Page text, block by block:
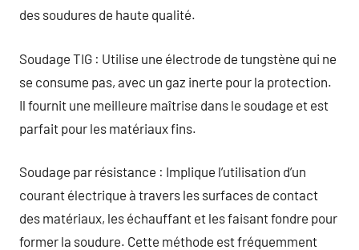
des soudures de haute qualité.
Soudage TIG : Utilise une électrode de tungstène qui ne
se consume pas, avec un gaz inerte pour la protection.
Il fournit une meilleure maîtrise dans le soudage et est
parfait pour les matériaux fins.
Soudage par résistance : Implique l’utilisation d’un
courant électrique à travers les surfaces de contact
des matériaux, les échauffant et les faisant fondre pour
former la soudure. Cette méthode est fréquemment